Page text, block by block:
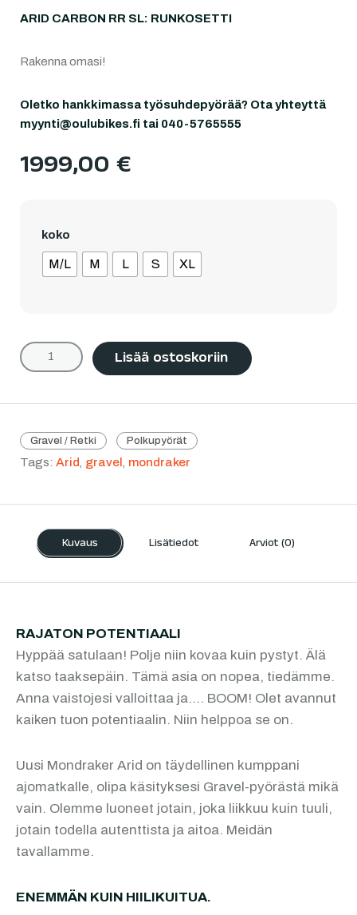
ARID CARBON RR SL: RUNKOSETTI
Rakenna omasi!
Oletko hankkimassa työsuhdepyörää? Ota yhteyttä
myynti@oulubikes.fi tai 040-5765555
1999,00 €
koko
M/L M L S XL
Lisää ostoskoriin
Gravel / Retki Polkupyörät
Tags: Arid gravel mondraker
Kuvaus Lisätiedot Arviot (0)
RAJATON POTENTIAALI
Hyppää satulaan! Polje niin kovaa kuin pystyt. Älä
katso taaksepäin. Tämä asia on nopea, tiedämme.
Anna vaistojesi valloittaa ja…. BOOM! Olet avannut
kaiken tuon potentiaalin. Niin helppoa se on.
Uusi Mondraker Arid on täydellinen kumppani
ajomatkalle, olipa käsityksesi Gravel-pyörästä mikä
vain. Olemme luoneet jotain, joka liikkuu kuin tuuli,
jotain todella autenttista ja aitoa. Meidän
tavallamme.
ENEMMÄN KUIN HIILIKUITUA.